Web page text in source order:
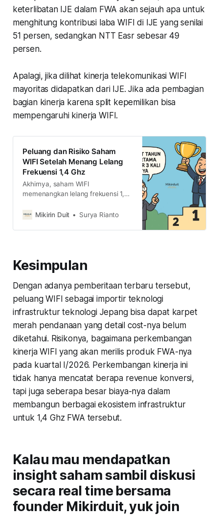
keterlibatan IJE dalam FWA akan sejauh apa untuk
menghitung kontribusi laba WIFI di IJE yang senilai
51 persen, sedangkan NTT Easr sebesar 49
persen.
Apalagi, jika dilihat kinerja telekomunikasi WIFI
mayoritas didapatkan dari IJE. Jika ada pembagian
bagian kinerja karena split kepemilikan bisa
mempengaruhi kinerja WIFI.
Peluang dan Risiko Saham
WIFI Setelah Menang Lelang
Frekuensi 1,4 Ghz
Akhirnya, saham WIFI
memenangkan lelang frekuensi 1,4
dan Papua. Lalu, bagaimana
WIFI selanjutnya?
Mikirin Duit Surya Rianto
Kesimpulan
Dengan adanya pemberitaan terbaru tersebut,
peluang WIFI sebagai importir teknologi
infrastruktur teknologi Jepang bisa dapat karpet
merah pendanaan yang detail cost-nya belum
diketahui. Risikonya, bagaimana perkembangan
kinerja WIFI yang akan merilis produk FWA-nya
pada kuartal I/2026. Perkembangan kinerja ini
tidak hanya mencatat berapa revenue konversi,
tapi juga seberapa besar biaya-nya dalam
membangun berbagai ekosistem infrastruktur
untuk 1,4 Ghz FWA tersebut.
Kalau mau mendapatkan
insight saham sambil diskusi
secara real time bersama
founder Mikirduit, yuk join